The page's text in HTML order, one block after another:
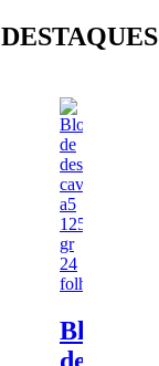
DESTAQUES
Bloco
de